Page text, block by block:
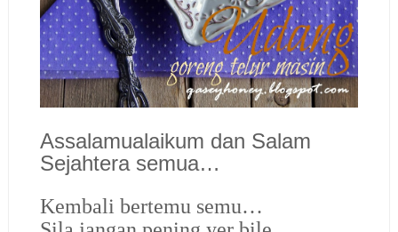
Assalamualaikum dan Salam
Sejahtera semua…
Kembali bertemu semu…